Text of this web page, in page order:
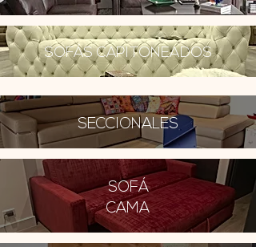
SOFÁS CAPITONEADOS
SECCIONALES
SOFÁ
CAMA